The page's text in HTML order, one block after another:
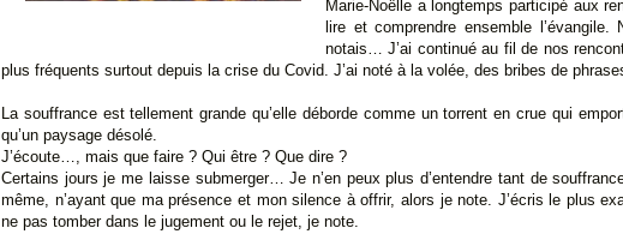
Marie-Noëlle a longtemps participé aux
lire et comprendre ensemble
notais… J’ai continué au fil de nos
plus fréquents surtout depuis la crise du Covid. J’ai noté à la volée, des bribes de
La souffrance est tellement grande qu’elle déborde comme un torrent en crue qui
qu’un paysage désolé.
J’écoute…, mais que faire ? Qui être ? Que dire ?
Certains jours je me laisse submerger… Je n’en peux plus d’entendre tant de
même, n’ayant que ma présence et mon silence à offrir, alors je note. J’écris le plus
ne pas tomber dans le jugement ou le rejet, je note.